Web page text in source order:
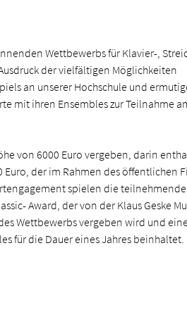
Wettbewerbs für Klavier-,
der vielfältigen Möglichkeiten
an unserer Hochschule und
mit ihren Ensembles zur Teilnahme
von 6000 Euro vergeben, darin
der im Rahmen des öffentlichen
spielen die
Award, der von der Klaus Geske
Wettbewerbs vergeben wird und
für die Dauer eines Jahres beinhaltet.